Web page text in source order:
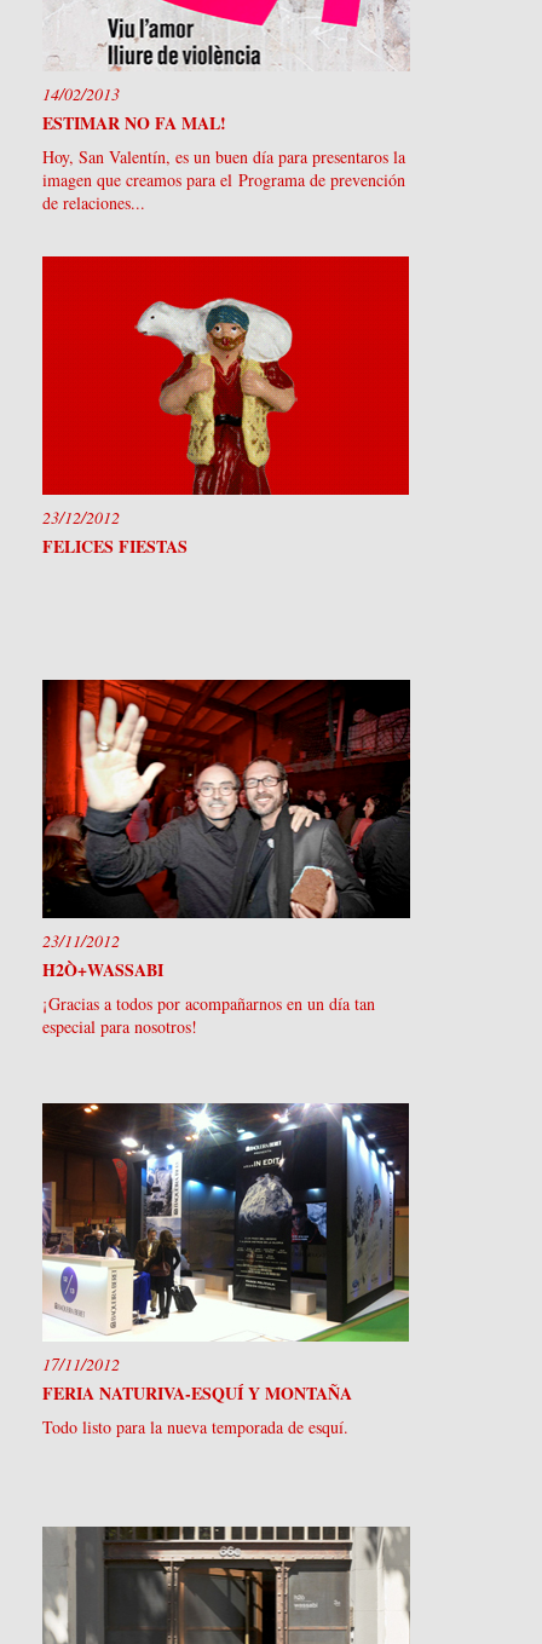
14/02/2013
ESTIMAR NO FA MAL!
Hoy, San Valentín, es un buen día para presentaros la
imagen que creamos para el Programa de prevención
de relaciones...
23/12/2012
FELICES FIESTAS
23/11/2012
H2Ò+WASSABI
¡Gracias a todos por acompañarnos en un día tan
especial para nosotros!
17/11/2012
FERIA NATURIVA-ESQUÍ Y MONTAÑA
Todo listo para la nueva temporada de esquí.